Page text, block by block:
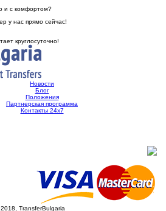
и с комфортом?
у нас прямо сейчас!
круглосуточно!
Новости
Блог
Положения
Партнерская программа
Контакты 24х7
TransferBulgaria